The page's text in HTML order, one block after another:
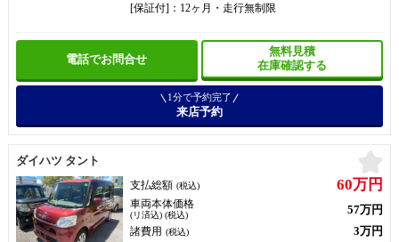
[保証付]：12ヶ月・走行無制限
電話でお問合せ
無料見積
在庫確認する
1分で予約完了
来店予約
ダイハツ タント
支払総額 (税込) 60万円
車両本体価格
(リ済込) (税込) 57万円
諸費用 (税込) 3万円